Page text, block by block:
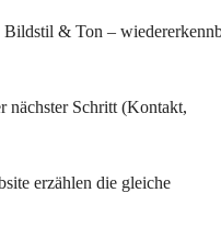
& Ton –
nächster Schritt (Kontakt,
erzählen die gleiche